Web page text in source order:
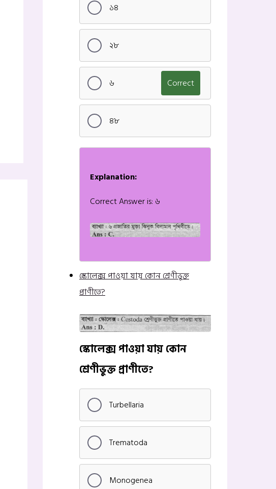
১৪
২৮
৬ Correct
৪৮
Explanation:
Correct Answer is: ৬
স্কোলেক্স পাওয়া যায় কোন শ্রেণীভুক্ত
প্রাণীতে?
স্কোলেক্স পাওয়া যায় কোন
শ্রেণীভুক্ত প্রাণীতে?
Turbellaria
Trematoda
Monogenea